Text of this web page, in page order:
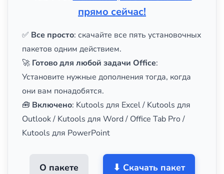
прямо сейчас!
✅ Все просто: скачайте все пять установочных
пакетов одним действием.
🚀 Готово для любой задачи Office:
Установите нужные дополнения тогда, когда
они вам понадобятся.
🧰 Включено: Kutools для Excel / Kutools для
Outlook / Kutools для Word / Office Tab Pro /
Kutools для PowerPoint
О пакете ⬇ Скачать пакет